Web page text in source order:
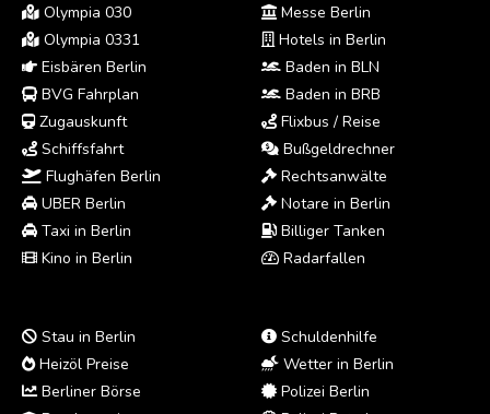
Olympia 030
Olympia 0331
Eisbären Berlin
BVG Fahrplan
Zugauskunft
Schiffsfahrt
Flughäfen Berlin
UBER Berlin
Taxi in Berlin
Kino in Berlin
Messe Berlin
Hotels in Berlin
Baden in BLN
Baden in BRB
Flixbus / Reise
Bußgeldrechner
Rechtsanwälte
Notare in Berlin
Billiger Tanken
Radarfallen
Stau in Berlin
Heizöl Preise
Berliner Börse
Schuldenhilfe
Wetter in Berlin
Polizei Berlin